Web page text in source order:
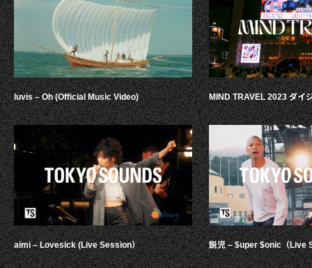
luvis – Oh (Official Music Video)
aimi – Lovesick (Live Session）
MIND TRAVEL 2023 ダイ
鋭児 – $uper $onic（Live